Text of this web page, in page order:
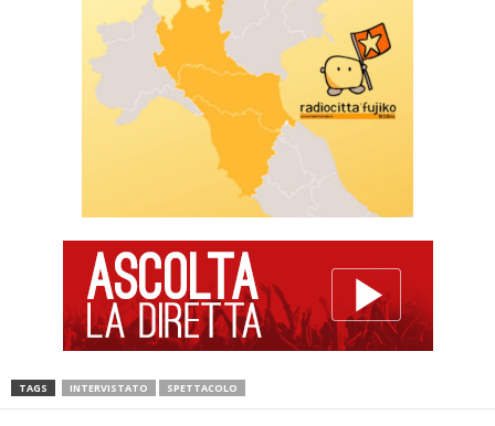
TAGS INTERVISTATO SPETTACOLO